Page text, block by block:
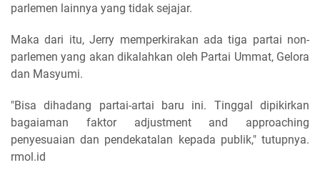
parlemen lainnya yang tidak sejajar.
Maka dari itu, Jerry memperkirakan ada tiga partai non-
parlemen yang akan dikalahkan oleh Partai Ummat, Gelora
dan Masyumi.
"Bisa dihadang partai-artai baru ini. Tinggal dipikirkan
bagaiaman faktor adjustment and approaching
penyesuaian dan pendekatalan kepada publik," tutupnya.
rmol.id